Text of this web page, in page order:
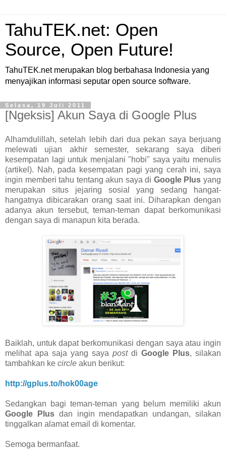
TahuTEK.net: Open
Source, Open Future!
TahuTEK.net merupakan blog berbahasa Indonesia yang
menyajikan informasi seputar open source software.
Selasa, 19 Juli 2011
[Ngeksis] Akun Saya di Google Plus
Alhamdulillah, setelah lebih dari dua pekan saya berjuang
melewati ujian akhir semester, sekarang saya diberi
kesempatan lagi untuk menjalani "hobi" saya yaitu menulis
(artikel). Nah, pada kesempatan pagi yang cerah ini, saya
ingin memberi tahu tentang akun saya di Google Plus yang
merupakan situs jejaring sosial yang sedang hangat-
hangatnya dibicarakan orang saat ini. Diharapkan dengan
adanya akun tersebut, teman-teman dapat berkomunikasi
dengan saya di manapun kita berada.
Baiklah, untuk dapat berkomunikasi dengan saya atau ingin
melihat apa saja yang saya postdi Google Plus, silakan
tambahkan ke circle akun berikut:
http://gplus.to/hok00age
Sedangkan bagi teman-teman yang belum memiliki akun
Google Plusdan ingin mendapatkan undangan, silakan
tinggalkan alamat email di komentar.
Semoga bermanfaat.